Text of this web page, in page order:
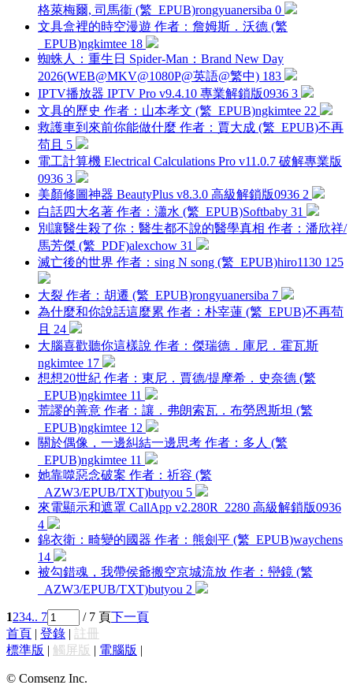
格萊梅爾, 司馬衞 (繁_EPUB)rongyuanersiba 0
文具盒裡的時空漫遊 作者：詹姆斯．沃德 (繁
_EPUB)ngkimtee 18
蜘蛛人：重生日 Spider-Man：Brand New Day
2026(WEB@MKV@1080P@英語@繁中) 183
IPTV播放器 IPTV Pro v9.4.10 專業解鎖版0936 3
文具的歷史 作者：山本孝文 (繁_EPUB)ngkimtee 22
救護車到來前你能做什麼 作者：賈大成 (繁_EPUB)不再
苟且 5
電工計算機 Electrical Calculations Pro v11.0.7 破解專業版
0936 3
美顏修圖神器 BeautyPlus v8.3.0 高級解鎖版0936 2
白話四大名著 作者：瀟水 (繁_EPUB)Softbaby 31
別讓醫生殺了你：醫生都不說的醫學真相 作者：潘欣祥/
馬芳傑 (繁_PDF)alexchow 31
滅亡後的世界 作者：sing N song (繁_EPUB)hiro1130 125
大裂 作者：胡遷 (繁_EPUB)rongyuanersiba 7
為什麼和你說話這麼累 作者：朴宰蓮 (繁_EPUB)不再苟
且 24
大腦喜歡聽你這樣說 作者：傑瑞德．庫尼．霍瓦斯
ngkimtee 17
想想20世紀 作者：東尼．賈德/提摩希．史奈德 (繁
_EPUB)ngkimtee 11
荒謬的善意 作者：讓．弗朗索瓦．布勞恩斯坦 (繁
_EPUB)ngkimtee 12
關於偶像，一邊糾結一邊思考 作者：多人 (繁
_EPUB)ngkimtee 11
她靠噬惡念破案 作者：祈容 (繁
_AZW3/EPUB/TXT)butyou 5
來電顯示和遮罩 CallApp v2.280R_2280 高級解鎖版0936
4
錦衣衛：畸變的國器 作者：熊劍平 (繁_EPUB)waychens
14
被勾錯魂，我帶侯爺搬空京城流放 作者：巒鏡 (繁
_AZW3/EPUB/TXT)butyou 2
1234.. 7 / 7 頁下一頁
首頁 | 登錄 | 註冊
標準版 | 觸屏版 | 電腦版 |
© Comsenz Inc.